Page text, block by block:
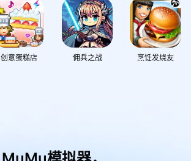
创意蛋糕店 佣兵之战 烹饪发烧友